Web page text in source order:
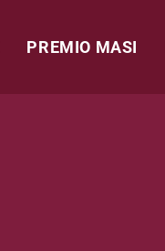
PREMIO MASI